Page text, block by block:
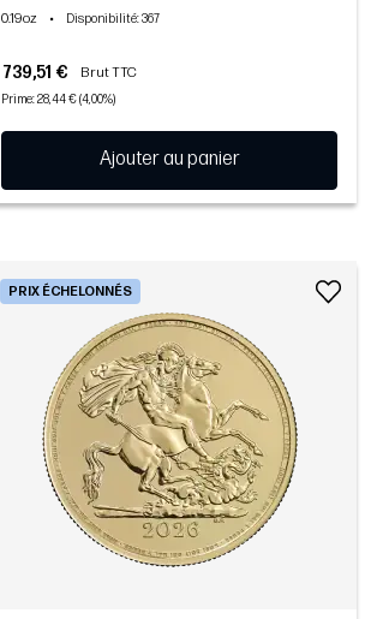
0.19oz • Disponibilité: 367
739,51 € Brut TTC
Prime: 28,44 € (4,00%)
Ajouter au panier
PRIX ÉCHELONNÉS